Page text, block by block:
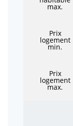
max.
Prix
logement
min.
Prix
logement
max.